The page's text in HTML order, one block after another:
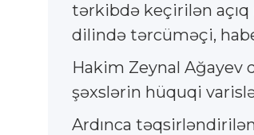
tərkibdə keçirilən
dilində tərcüməçi,
Hakim Zeynal Ağayev
şəxslərin hüquqi
Ardınca